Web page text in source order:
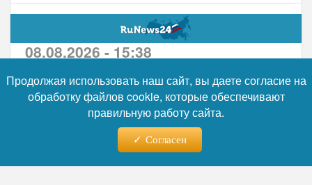
08.08.2026 - 15:38
Бензин подешевел в 49
регионах, но рост
продолжается в 28 субъектах
За неделю с 27 июля по 3 августа
Продолжая использовать наш сайт, вы даете согласие на
обработку файлов cookie, которые обеспечивают
правильную работу сайта.
Согласен